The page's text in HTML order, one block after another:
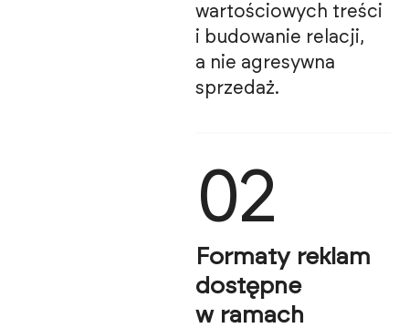
wartościowych treści
i budowanie relacji,
a nie agresywna
sprzedaż.
02
Formaty reklam
dostępne
w ramach